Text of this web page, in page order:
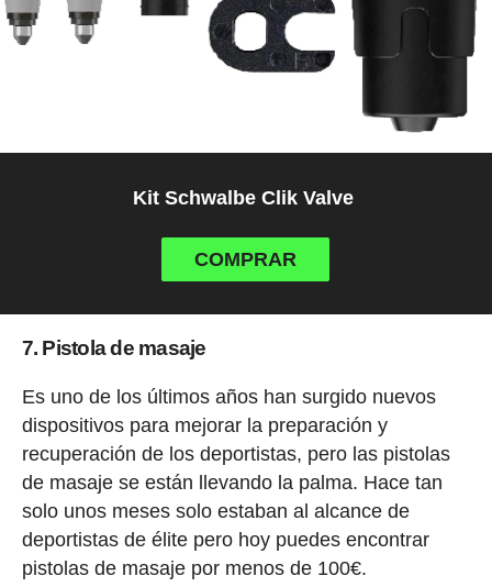
Kit Schwalbe Clik Valve
COMPRAR
7. Pistola de masaje
Es uno de los últimos años han surgido nuevos
dispositivos para mejorar la preparación y
recuperación de los deportistas, pero las pistolas
de masaje se están llevando la palma. Hace tan
solo unos meses solo estaban al alcance de
deportistas de élite pero hoy puedes encontrar
pistolas de masaje por menos de 100€.